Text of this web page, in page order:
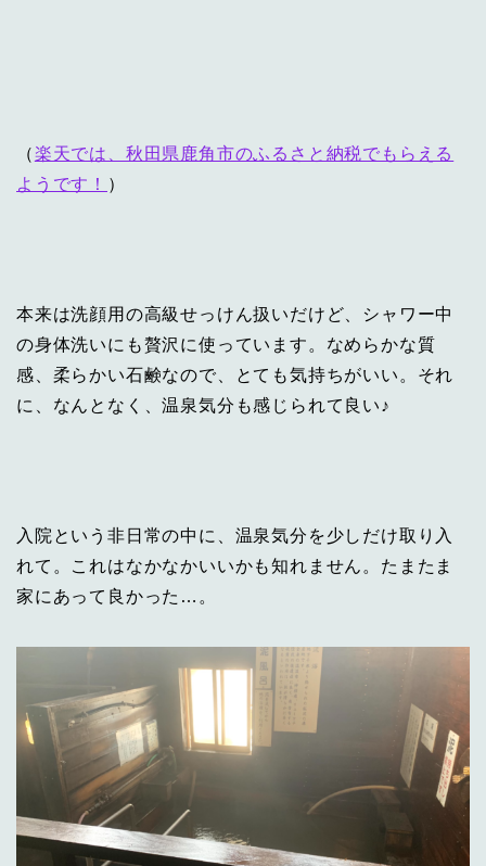
（楽天では、秋田県鹿角市のふるさと納税でもらえる
ようです！ ）
本来は洗顔用の高級せっけん扱いだけど、シャワー中
の身体洗いにも贅沢に使っています。なめらかな質
感、柔らかい石鹸なので、とても気持ちがいい。それ
に、なんとなく、温泉気分も感じられて良い♪
入院という非日常の中に、温泉気分を少しだけ取り入
れて。これはなかなかいいかも知れません。たまたま
家にあって良かった…。